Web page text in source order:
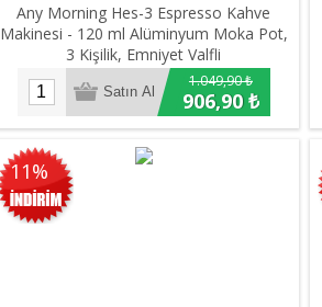
Any Morning Hes-3 Espresso Kahve
Makinesi - 120 ml Alüminyum Moka Pot,
3 Kişilik, Emniyet Valfli
1.049,90 ₺
906,90 ₺
11%